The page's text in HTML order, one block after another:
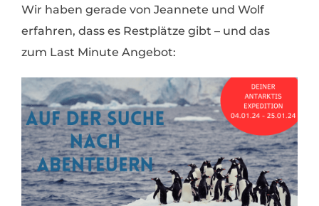
Wir haben gerade von Jeannete und Wolf
erfahren, dass es Restplätze gibt – und das
zum Last Minute Angebot: